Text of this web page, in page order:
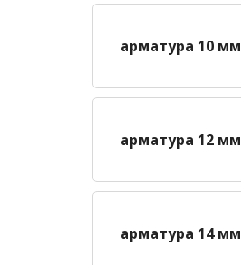
арматура 10 мм
арматура 12 мм
арматура 14 мм